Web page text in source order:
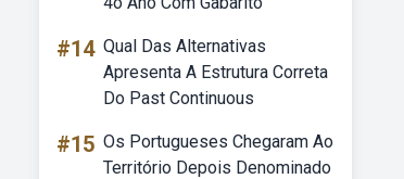
#14 Qual Das Alternativas
Apresenta A Estrutura Correta
Do Past Continuous
#15 Os Portugueses Chegaram Ao
Território Depois Denominado